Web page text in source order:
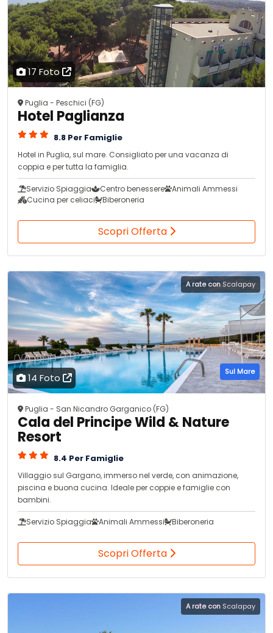
17 Foto
Puglia - Peschici (FG)
Hotel Paglianza
8.8 Per Famiglie
Hotel in Puglia, sul mare. Consigliato per una vacanza di
coppia e per tutta la famiglia.
Servizio Spiaggia Centro benessere
Animali Ammessi
Cucina per celiaci
Biberoneria
Scopri Offerta
14 Foto
A rate con Scalapay
Sul Mare
Puglia - San Nicandro Garganico (FG)
Cala del Principe Wild & Nature
Resort
8.4 Per Famiglie
Villaggio sul Gargano, immerso nel verde, con animazione,
piscina e buona cucina. Ideale per coppie e famiglie con
bambini.
Servizio Spiaggia Animali Ammessi Biberoneria
Scopri Offerta
A rate con Scalapay